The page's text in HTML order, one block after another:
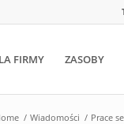
FIRMY ZASOBY
/ Wiadomości / Prace